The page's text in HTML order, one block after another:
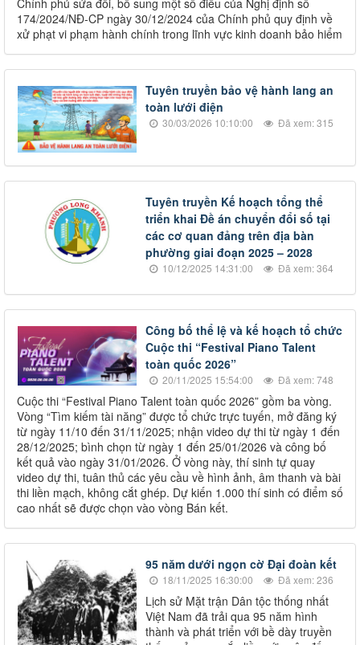
174/2024/NĐ-CP ngày 30/12/2024 của Chính phủ quy định về
xử phạt vi phạm hành chính trong lĩnh vực kinh doanh bảo hiểm
Tuyên truyền bảo vệ hành lang an
toàn lưới điện
30/03/2026 10:10:00 Đã xem: 315
Tuyên truyền Kế hoạch tổng thể
triển khai Đề án chuyển đổi số tại
các cơ quan đảng trên địa bàn
phường giai đoạn 2025 – 2028
10/12/2025 14:31:00 Đã xem: 364
Công bố thể lệ và kế hoạch tổ chức
Cuộc thi “Festival Piano Talent
toàn quốc 2026”
20/11/2025 15:54:00 Đã xem: 748
Cuộc thi “Festival Piano Talent toàn quốc 2026” gồm ba vòng.
Vòng “Tìm kiếm tài năng” được tổ chức trực tuyến, mở đăng ký
từ ngày 11/10 đến 31/11/2025; nhận video dự thi từ ngày 1 đến
28/12/2025; bình chọn từ ngày 1 đến 25/01/2026 và công bố
kết quả vào ngày 31/01/2026. Ở vòng này, thí sinh tự quay
video dự thi, tuân thủ các yêu cầu về hình ảnh, âm thanh và bài
thi liền mạch, không cắt ghép. Dự kiến 1.000 thí sinh có điểm số
cao nhất sẽ được chọn vào vòng Bán kết.
95 năm dưới ngọn cờ Đại đoàn kết
18/11/2025 16:30:00 Đã xem: 236
Lịch sử Mặt trận Dân tộc thống nhất
Việt Nam đã trải qua 95 năm hình
thành và phát triển với bề dày truyền